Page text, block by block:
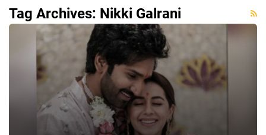
Tag Archives: Nikki Galrani